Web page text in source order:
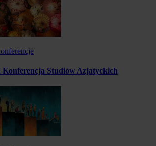
Konferencja Studiów Azjatyckich